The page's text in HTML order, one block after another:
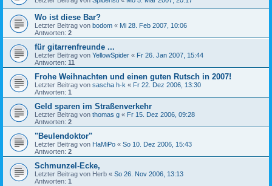
Wo ist diese Bar?
Letzter Beitrag von bodom « Mi 28. Feb 2007, 10:06
Antworten: 2
für gitarrenfreunde ...
Letzter Beitrag von YellowSpider « Fr 26. Jan 2007, 15:44
Antworten: 11
Frohe Weihnachten und einen guten Rutsch in 2007!
Letzter Beitrag von sascha h-k « Fr 22. Dez 2006, 13:30
Antworten: 1
Geld sparen im Straßenverkehr
Letzter Beitrag von thomas g « Fr 15. Dez 2006, 09:28
Antworten: 2
"Beulendoktor"
Letzter Beitrag von HaMiPo « So 10. Dez 2006, 15:43
Antworten: 2
Schmunzel-Ecke,
Letzter Beitrag von Herb « So 26. Nov 2006, 13:13
Antworten: 1